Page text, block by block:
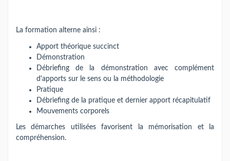
La formation alterne ainsi :
Apport théorique succinct
Démonstration
Débriefing de la démonstration avec complément
d'apports sur le sens ou la méthodologie
Pratique
Débriefing de la pratique et dernier apport récapitulatif
Mouvements corporels
Les démarches utilisées favorisent la mémorisation et la
compréhension.